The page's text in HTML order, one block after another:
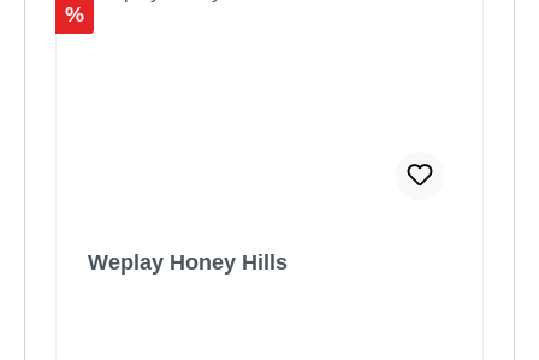
Rabatt
%
Weplay Honey Hills